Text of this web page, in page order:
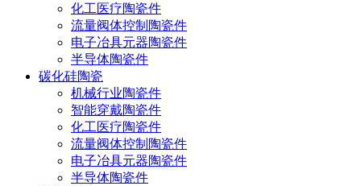
化工医疗陶瓷件
流量阀体控制陶瓷件
电子冶具元器陶瓷件
半导体陶瓷件
碳化硅陶瓷
机械行业陶瓷件
智能穿戴陶瓷件
化工医疗陶瓷件
流量阀体控制陶瓷件
电子冶具元器陶瓷件
半导体陶瓷件